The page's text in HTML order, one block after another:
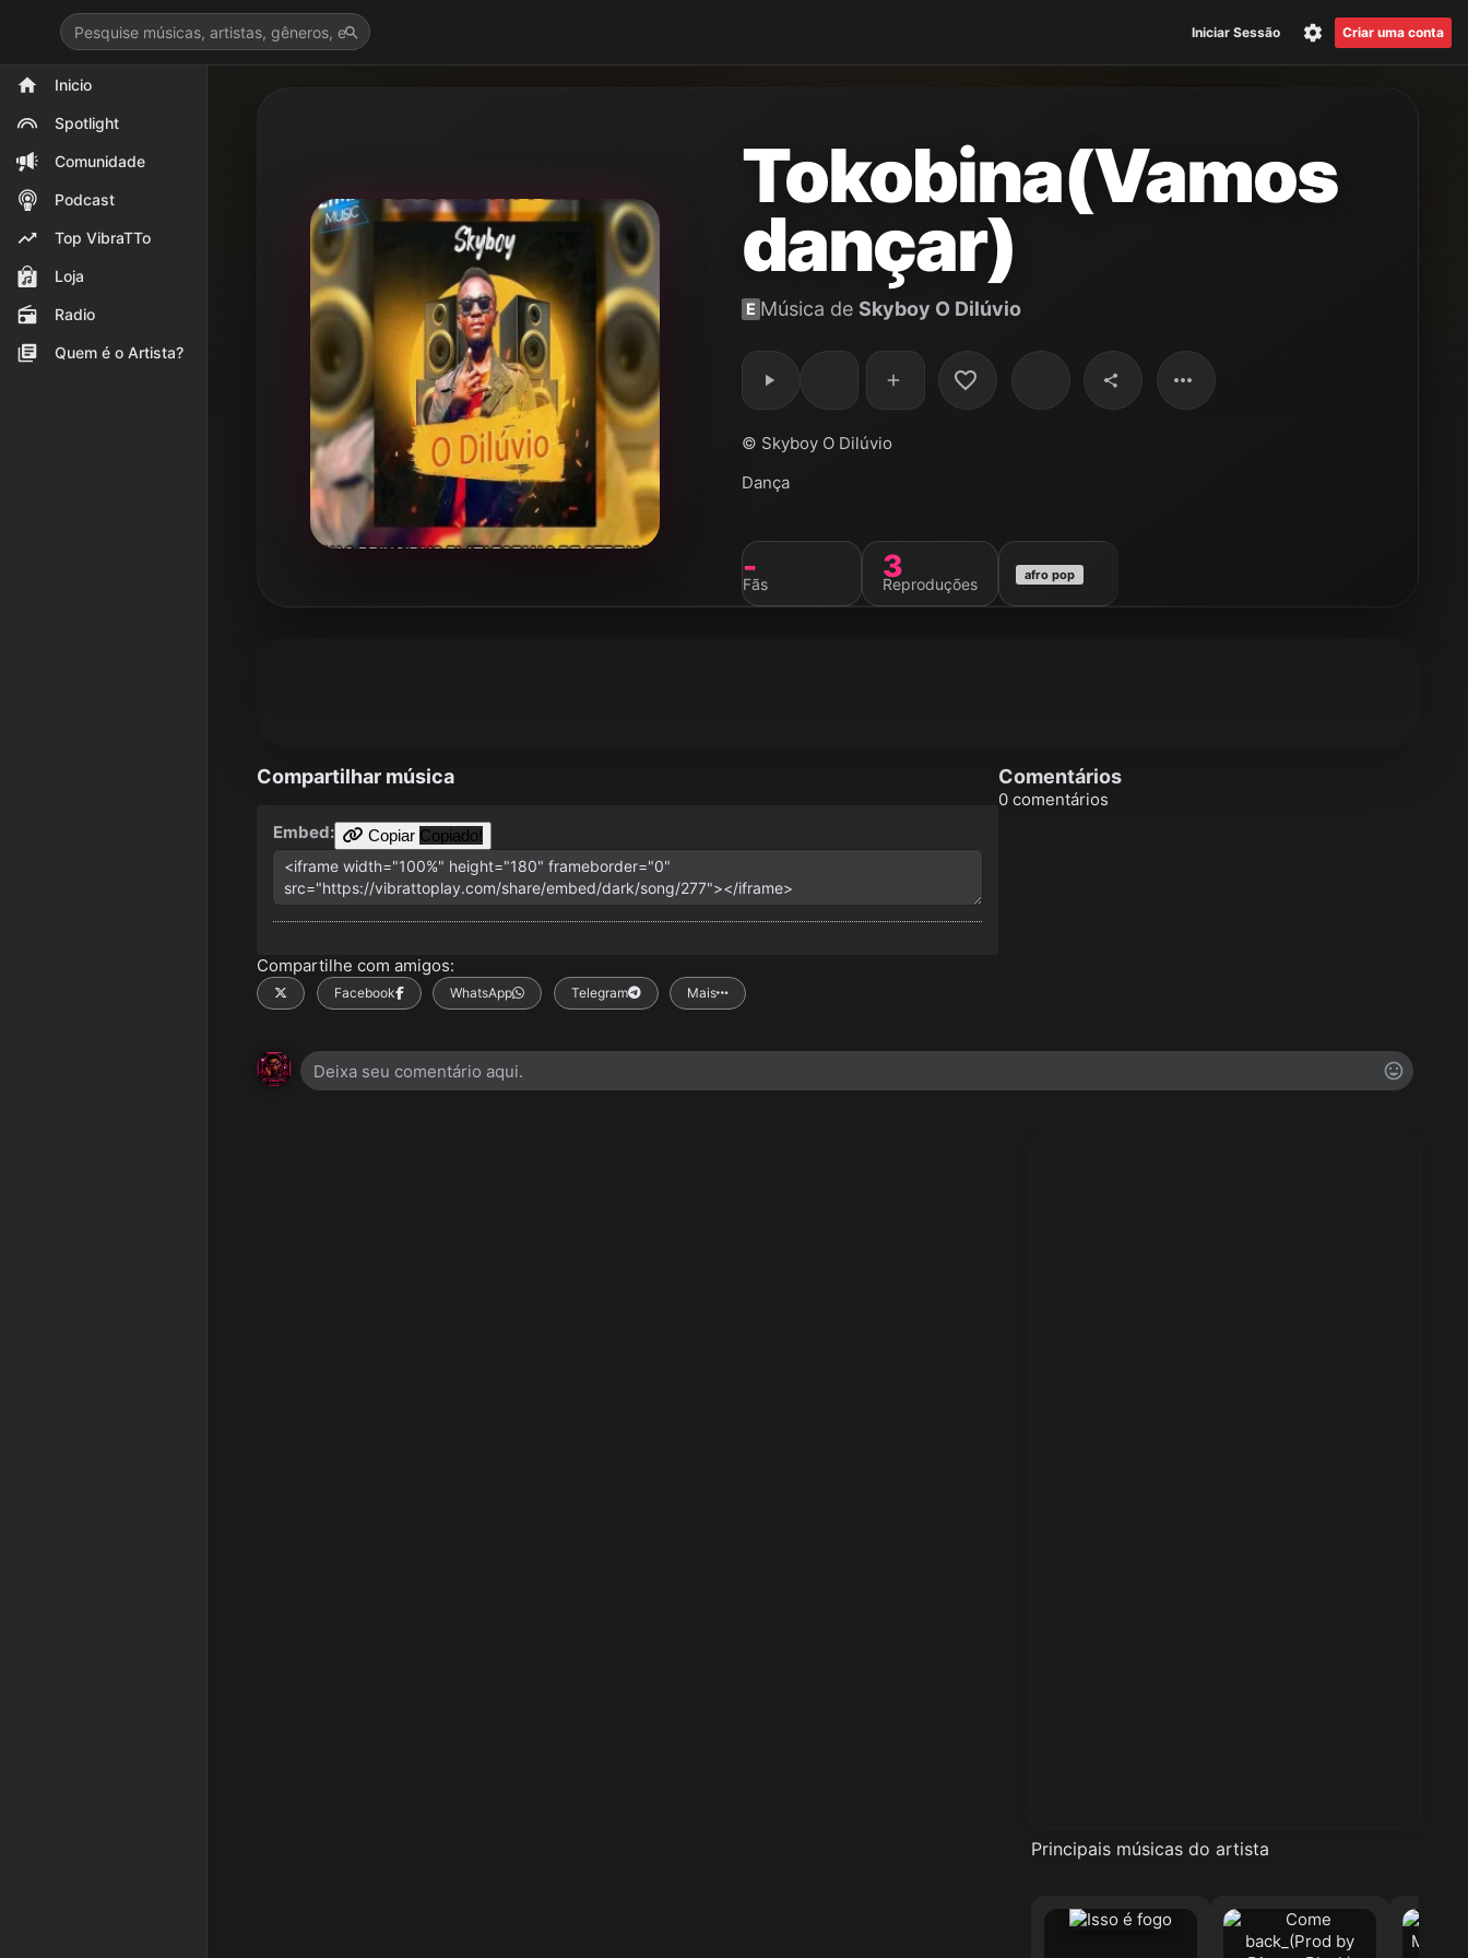
Criar uma conta
Iniciar Sessão
Inicio
Spotlight
Comunidade
Podcast
Top VibraTTo
Loja
Radio
Quem é o Artista?
Tokobina(Vamos
dançar)
E Música de Skyboy O Dilúvio
© Skyboy O Dilúvio
Dança
-
Fãs 3
Reproduções
afro pop
Compartilhar música
Embed: Copiar Copiado!
Compartilhe com amigos:
Facebook WhatsApp Telegram Mais
Comentários
0 comentários
Principais músicas do artista